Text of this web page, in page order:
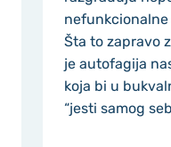
Šta to zapravo
je autofagija
koja bi u
“jesti samog